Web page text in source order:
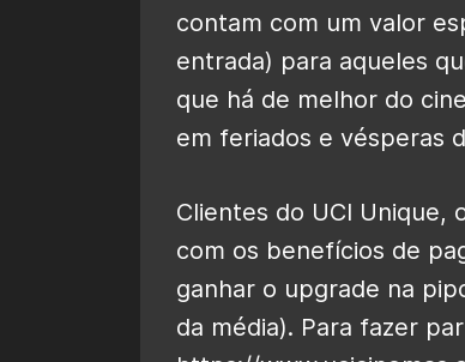
contam com um valor
entrada) para aqueles
que há de melhor do
em feriados e vésperas
Clientes do UCI Unique,
com os benefícios de
ganhar o upgrade na
da média). Para fazer